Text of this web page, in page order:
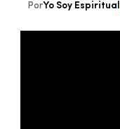
PorYo Soy Espiritual